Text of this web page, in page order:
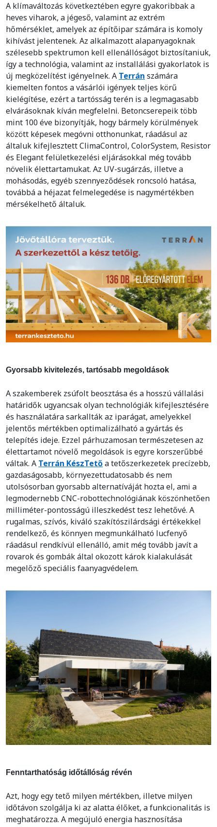
A klímaváltozás következtében egyre gyakoribbak a
heves viharok, a jégeső, valamint az extrém
hőmérséklet, amelyek az építőipar számára is komoly
kihívást jelentenek. Az alkalmazott alapanyagoknak
szélesebb spektrumon kell ellenállóságot biztosítaniuk,
így a technológia, valamint az installálási gyakorlatok is
új megközelítést igényelnek. A Terrán számára
kiemelten fontos a vásárlói igények teljes körű
kielégítése, ezért a tartósság terén is a legmagasabb
elvárásoknak kíván megfelelni. Betoncserepeik több
mint 100 éve bizonyítják, hogy bármely körülmények
között képesek megóvni otthonunkat, ráadásul az
általuk kifejlesztett ClimaControl, ColorSystem, Resistor
és Elegant felületkezelési eljárásokkal még tovább
növelik élettartamukat. Az UV-sugárzás, illetve a
mohásodás, egyéb szennyeződések roncsoló hatása,
továbbá a héjazat felmelegedése is nagymértékben
mérsékelhető általuk.
Gyorsabb kivitelezés, tartósabb megoldások
A szakemberek zsúfolt beosztása és a hosszú vállalási
határidők ugyancsak olyan technológiák kifejlesztésére
és használatára sarkallták az iparágat, amelyekkel
jelentős mértékben optimalizálható a gyártás és
telepítés ideje. Ezzel párhuzamosan természetesen az
élettartamot növelő megoldások is egyre korszerűbbé
váltak. A Terrán KészTetőa tetőszerkezetek precízebb,
gazdaságosabb, környezettudatosabb és nem
utolsósorban gyorsabb alternatíváját hozta el, ami a
legmodernebb CNC-robottechnológiának köszönhetően
milliméter-pontosságú illeszkedést tesz lehetővé. A
rugalmas, szívós, kiváló szakítószilárdsági értékekkel
rendelkező, és könnyen megmunkálható lucfenyő
ráadásul rendkívül ellenálló, amit még tovább javít a
rovarok és gombák által okozott károk kialakulását
megelőző speciális faanyagvédelem.
Fenntarthatóság időtállóság révén
Azt, hogy egy tető milyen mértékben, illetve milyen
időtávon szolgálja ki az alatta élőket, a funkcionalitás is
meghatározza. A megújuló energia hasznosítása